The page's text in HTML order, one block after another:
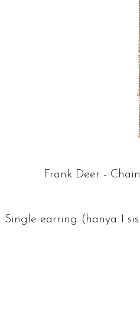
Frank Deer -
Single earring (hanya 1